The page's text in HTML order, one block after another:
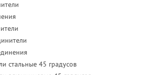
стальные 45 градусов